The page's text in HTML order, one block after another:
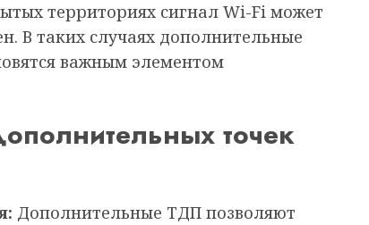
территориях сигнал Wi-Fi может
В таких случаях дополнительные
важным элементом
точек
Дополнительные ТДП позволяют